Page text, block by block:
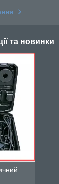
та новинки